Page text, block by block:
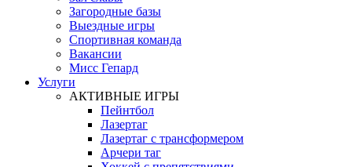
Загородные базы
Выездные игры
Спортивная команда
Вакансии
Мисс Гепард
Услуги
АКТИВНЫЕ ИГРЫ
Пейнтбол
Лазертаг
Лазертаг с трансформером
Арчери таг